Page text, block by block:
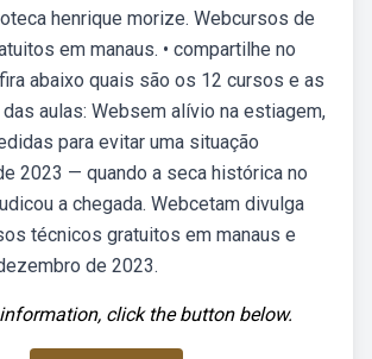
henrique morize. Webcursos de
em manaus. • compartilhe no
abaixo quais são os 12 cursos e as
aulas: Websem alívio na estiagem,
para evitar uma situação
2023 — quando a seca histórica no
a chegada. Webcetam divulga
técnicos gratuitos em manaus e
de 2023.
click the button below.